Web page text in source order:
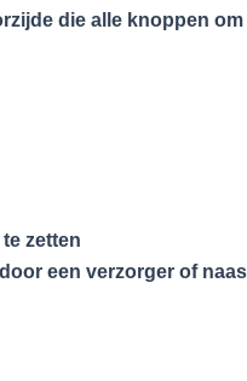
die alle knoppen
zetten
een verzorger of